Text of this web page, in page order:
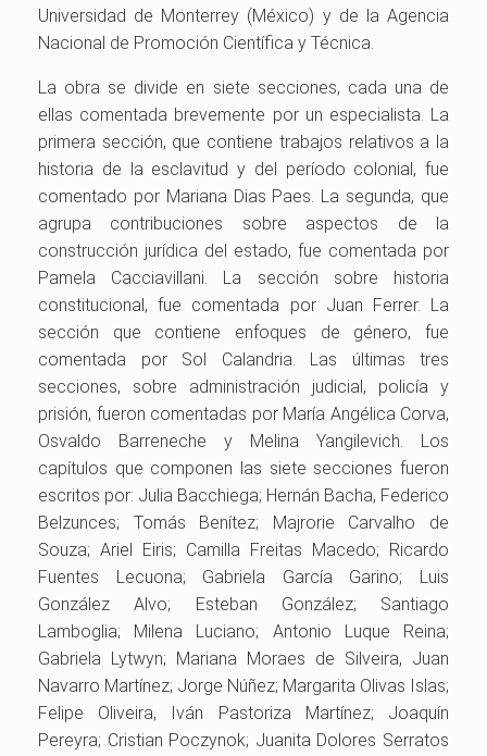
Universidad de Monterrey (México) y de la Agencia
Nacional de Promoción Científica y Técnica.
La obra se divide en siete secciones, cada una de
ellas comentada brevemente por un especialista. La
primera sección, que contiene trabajos relativos a la
historia de la esclavitud y del período colonial, fue
comentado por Mariana Dias Paes. La segunda, que
agrupa contribuciones sobre aspectos de la
construcción jurídica del estado, fue comentada por
Pamela Cacciavillani. La sección sobre historia
constitucional, fue comentada por Juan Ferrer. La
sección que contiene enfoques de género, fue
comentada por Sol Calandria. Las últimas tres
secciones, sobre administración judicial, policía y
prisión, fueron comentadas por María Angélica Corva,
Osvaldo Barreneche y Melina Yangilevich. Los
capítulos que componen las siete secciones fueron
escritos por: Julia Bacchiega; Hernán Bacha, Federico
Belzunces; Tomás Benítez; Majrorie Carvalho de
Souza; Ariel Eiris; Camilla Freitas Macedo; Ricardo
Fuentes Lecuona; Gabriela García Garino; Luis
González Alvo; Esteban González; Santiago
Lamboglia; Milena Luciano; Antonio Luque Reina;
Gabriela Lytwyn; Mariana Moraes de Silveira, Juan
Navarro Martínez; Jorge Núñez; Margarita Olivas Islas;
Felipe Oliveira, Iván Pastoriza Martínez; Joaquín
Pereyra; Cristian Poczynok; Juanita Dolores Serratos